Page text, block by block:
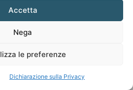
Accetta
Nega
le preferenze
Dichiarazione sulla Privacy